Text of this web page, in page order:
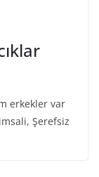
erkekler var
Şerefsiz